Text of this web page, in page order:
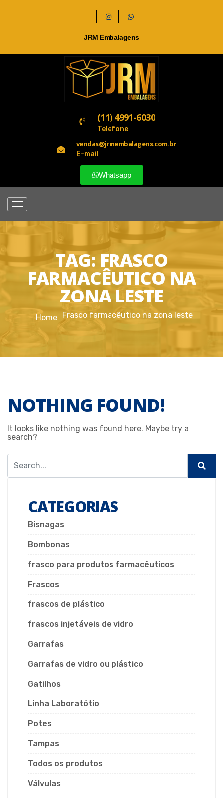
JRM Embalagens
(11) 4991-6030
Telefone
vendas@jrmembalagens.com.br
E-mail
Whatsapp
TAG: FRASCO
FARMACÊUTICO NA
ZONA LESTE
Home Frasco farmacêutico na zona leste
NOTHING FOUND!
It looks like nothing was found here. Maybe try a
search?
CATEGORIAS
Bisnagas
Bombonas
frasco para produtos farmacêuticos
Frascos
frascos de plástico
frascos injetáveis de vidro
Garrafas
Garrafas de vidro ou plástico
Gatilhos
Linha Laboratótio
Potes
Tampas
Todos os produtos
Válvulas